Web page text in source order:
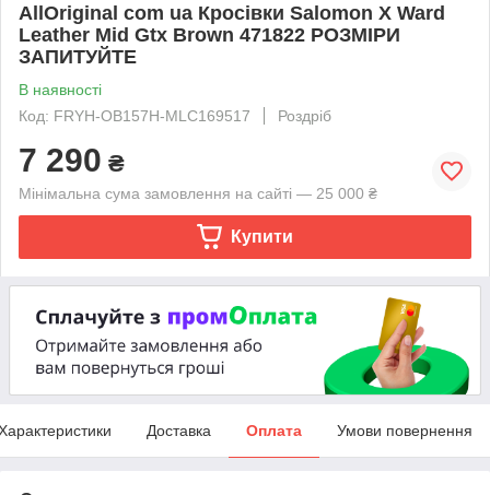
AllOriginal com ua Кросівки Salomon X Ward
Leather Mid Gtx Brown 471822 РОЗМІРИ
ЗАПИТУЙТЕ
В наявності
Код: FRYH-OB157H-MLC169517
Роздріб
7 290 ₴
Мінімальна сума замовлення на сайті — 25 000 ₴
Купити
Доставка Оплата Умови повернення